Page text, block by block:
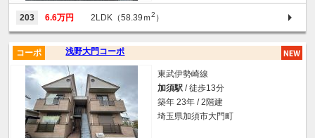
203 6.6万円 2LDK（58.39ｍ2 ）
浅野大門コーポ
コーポ
東武伊勢崎線
加須駅 / 徒歩13分
築年 23年 / 2階建
埼玉県加須市大門町